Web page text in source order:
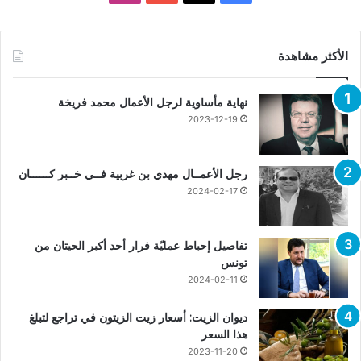
الأكثر مشاهدة
نهاية مأساوية لرجل الأعمال محمد فريخة
2023-12-19
رجل الأعمــال مهدي بن غربية فــي خــبر كــــــان
2024-02-17
تفاصيل إحباط عمليّة فرار أحد أكبر الحيتان من
تونس
2024-02-11
ديوان الزيت: أسعار زيت الزيتون في تراجع لتبلغ
هذا السعر
2023-11-20